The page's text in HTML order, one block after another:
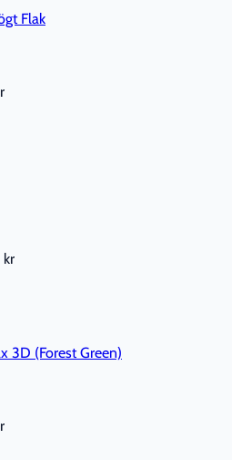
Flak
kr
3D (Forest Green)